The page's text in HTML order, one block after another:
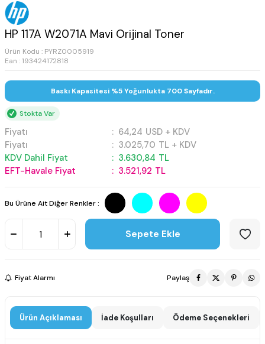
HP 117A W2071A Mavi Orijinal Toner
Ürün Kodu : PYRZ0005919
Ean : 193424172818
Baskı Kapasitesi %5 Yoğunlukta 700 Sayfadır.
Stokta Var
Fiyatı : 64,24 USD + KDV
Fiyatı
: 3.025,70 TL + KDV
KDV Dahil Fiyat
: 3.630,84 TL
EFT-Havale Fiyat
: 3.521,92 TL
Bu Ürüne Ait Diğer Renkler :
Sepete Ekle
Fiyat Alarmı Paylaş
Ürün Açıklaması İade Koşulları Ödeme Seçenekleri